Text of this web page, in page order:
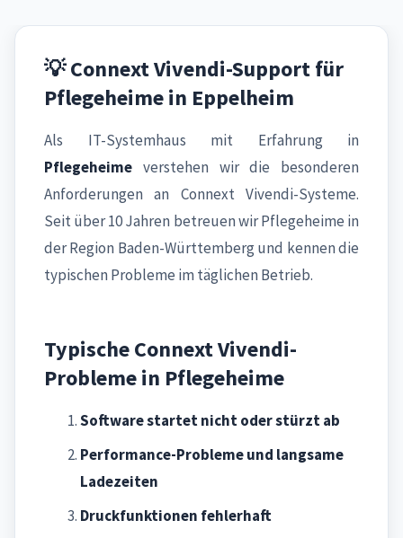
💡 Connext Vivendi-Support für
Pflegeheime in Eppelheim
Als IT-Systemhaus mit Erfahrung in
Pflegeheime verstehen wir die besonderen
Anforderungen an Connext Vivendi-Systeme.
Seit über 10 Jahren betreuen wir Pflegeheime in
der Region Baden-Württemberg und kennen die
typischen Probleme im täglichen Betrieb.
Typische Connext Vivendi-
Probleme in Pflegeheime
Software startet nicht oder stürzt ab
Performance-Probleme und langsame
Ladezeiten
Druckfunktionen fehlerhaft